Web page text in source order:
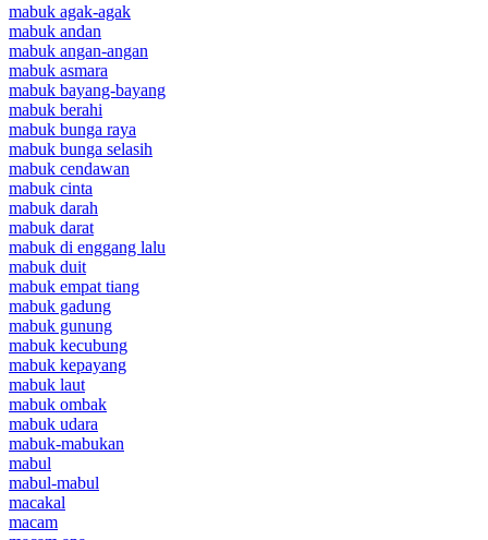
mabuk agak-agak
mabuk andan
mabuk angan-angan
mabuk asmara
mabuk bayang-bayang
mabuk berahi
mabuk bunga raya
mabuk bunga selasih
mabuk cendawan
mabuk cinta
mabuk darah
mabuk darat
mabuk di enggang lalu
mabuk duit
mabuk empat tiang
mabuk gadung
mabuk gunung
mabuk kecubung
mabuk kepayang
mabuk laut
mabuk ombak
mabuk udara
mabuk-mabukan
mabul
mabul-mabul
macakal
macam